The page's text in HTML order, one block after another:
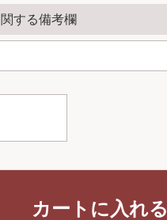
する備考欄
カートに入れる